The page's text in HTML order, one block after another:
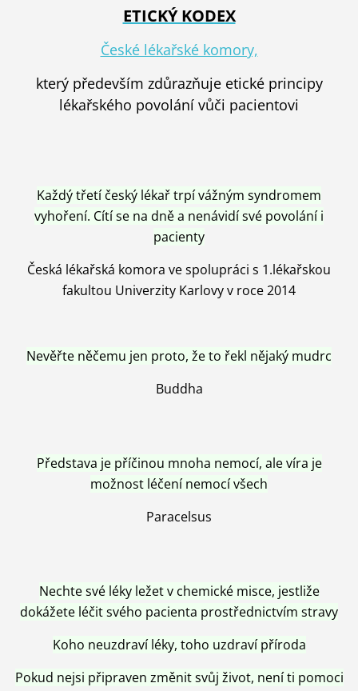
ETICKÝ KODEX
České lékařské komory,
který především zdůrazňuje etické principy
lékařského povolání vůči pacientovi
Každý třetí český lékař trpí vážným syndromem
vyhoření. Cítí se na dně a nenávidí své povolání i
pacienty
Česká lékařská komora ve spolupráci s 1.lékařskou
fakultou Univerzity Karlovy v roce 2014
Nevěřte něčemu jen proto, že to řekl nějaký mudrc
Buddha
Představa je příčinou mnoha nemocí, ale víra je
možnost léčení nemocí všech
Paracelsus
Nechte své léky ležet v chemické misce, jestliže
dokážete léčit svého pacienta prostřednictvím stravy
Koho neuzdraví léky, toho uzdraví příroda
Pokud nejsi připraven změnit svůj život, není ti pomoci